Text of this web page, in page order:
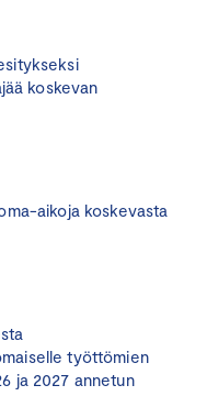
koskevan
aikoja koskevasta
työttömien
ja 2027 annetun